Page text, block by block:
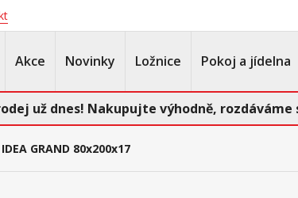
Akce Novinky Ložnice Pokoj a jídelna
už dnes! Nakupujte výhodně, rozdáváme
GRAND 80x200x17